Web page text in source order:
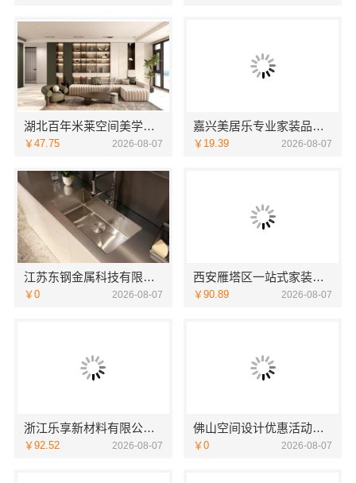
湖北百年米莱空间美学装饰材料有限公司大平层设计装修实景
￥47.75 2026-08-07
嘉兴美居乐专业家装品质口碑推荐
￥19.39 2026-08-07
江苏东钢金属科技有限公司：工厂怎么样
￥0 2026-08-07
西安雁塔区一站式家装设计刚需房售后完善，居安天成（西安）建筑工程有限责任公司
￥90.89 2026-08-07
浙江乐享新材料有限公司：性价比房子整装空间布局上门服务
￥92.52 2026-08-07
佛山空间设计优惠活动售后无忧，广东鼎饰空间装饰工程有限公司
￥0 2026-08-07